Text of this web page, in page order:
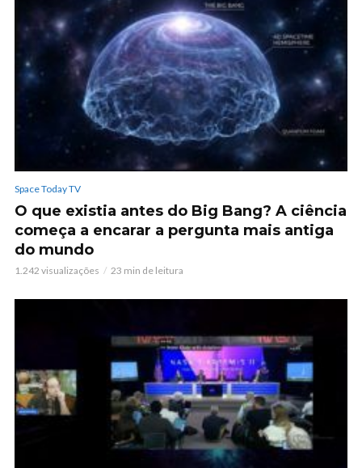
Space Today TV
O que existia antes do Big Bang? A ciência
começa a encarar a pergunta mais antiga
do mundo
1.242 visualizações 23 min de leitura